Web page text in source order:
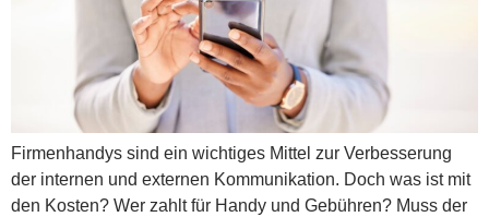
Firmenhandys sind ein wichtiges Mittel zur Verbesserung
der internen und externen Kommunikation. Doch was ist mit
den Kosten? Wer zahlt für Handy und Gebühren? Muss der